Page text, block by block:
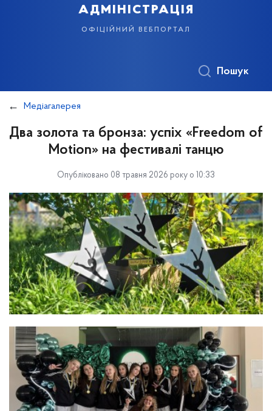
адміністрація
офіційний вебпортал
Пошук
Медіагалерея
Два золота та бронза: успіх «Freedom of
Motion» на фестивалі танцю
Опубліковано 08 травня 2026 року о 10:33